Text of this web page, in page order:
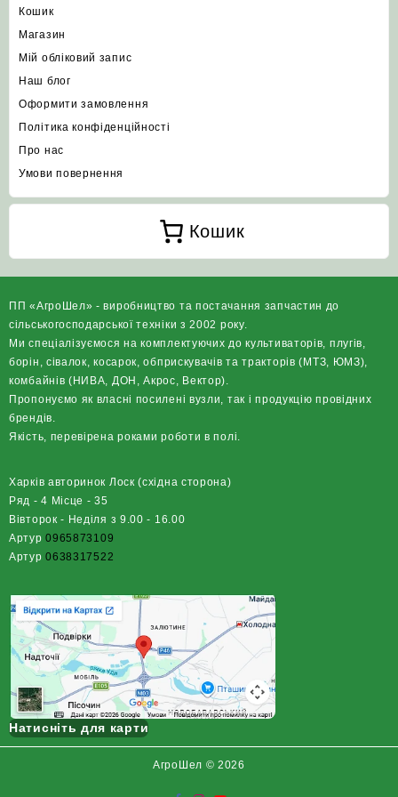
Кошик
Магазин
Мій обліковий запис
Наш блог
Оформити замовлення
Політика конфіденційності
Про нас
Умови повернення
Кошик
ПП «АгроШел» - виробництво та постачання запчастин до
сільськогосподарської техніки з 2002 року.
Ми спеціалізуємося на комплектуючих до культиваторів, плугів,
борін, сівалок, косарок, обприскувачів та тракторів (МТЗ, ЮМЗ),
комбайнів (НИВА, ДОН, Акрос, Вектор).
Пропонуємо як власні посилені вузли, так і продукцію провідних
брендів.
Якість, перевірена роками роботи в полі.
Харків авторинок Лоск (східна сторона)
Ряд - 4 Місце - 35
Вівторок - Неділя з 9.00 - 16.00
Артур0965873109
Артур0638317522
Натисніть для карти
АгроШел © 2026